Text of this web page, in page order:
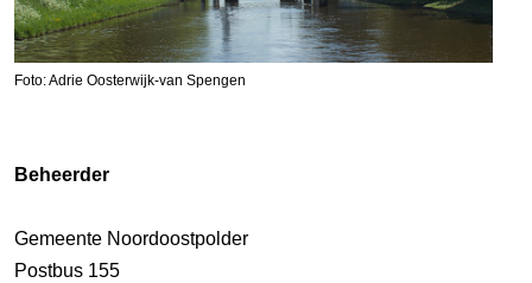
Foto: Adrie Oosterwijk-van Spengen
Beheerder
Gemeente Noordoostpolder
Postbus 155